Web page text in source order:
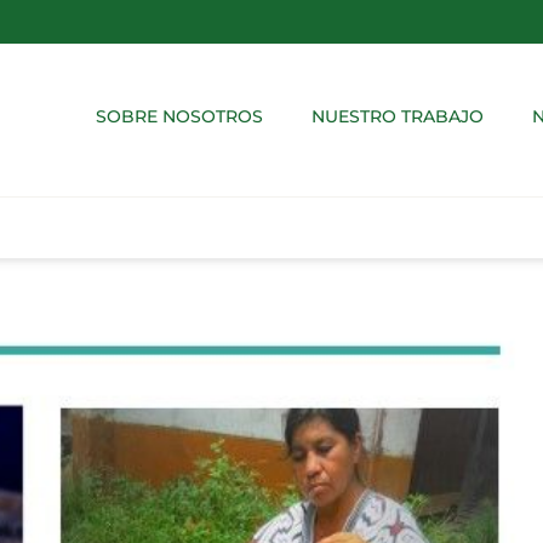
SOBRE NOSOTROS NUESTRO TRABAJO